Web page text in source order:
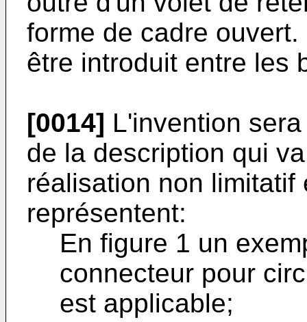
forme de cadre
être introduit entre les
[0014] L'invention
de la description qui
réalisation non
représentent:
En figure 1 un
connecteur pour
est applicable;